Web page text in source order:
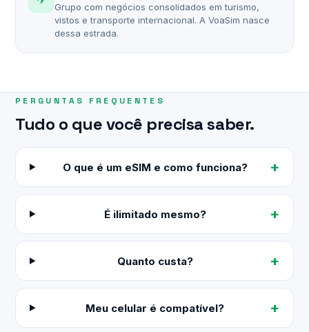
Grupo com negócios consolidados em turismo,
vistos e transporte internacional. A VoaSim nasce
dessa estrada.
PERGUNTAS FREQUENTES
Tudo o que você precisa saber.
O que é um eSIM e como funciona?
É ilimitado mesmo?
Quanto custa?
Meu celular é compatível?